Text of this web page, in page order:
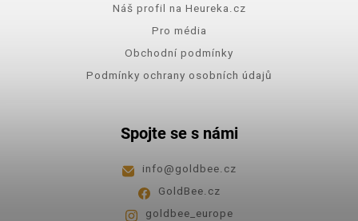
Náš profil na Heureka.cz
Pro média
Obchodní podmínky
Podmínky ochrany osobních údajů
Spojte se s námi
info@goldbee.cz
GoldBee.cz
goldbee_europe